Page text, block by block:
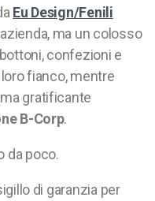
Eu Design/Fenili
ma un colosso
confezioni e
fianco, mentre
gratificante
B-Corp.
da poco.
di garanzia per